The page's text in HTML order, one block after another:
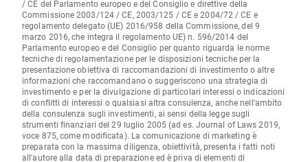
/ CE del Parlamento europeo e del Consiglio e direttive della
Commissione 2003/124 / CE, 2003/125 / CE e 2004/72 / CE e
regolamento delegato (UE) 2016/958 della Commissione, del 9
marzo 2016, che integra il regolamento UE) n. 596/2014 del
Parlamento europeo e del Consiglio per quanto riguarda le norme
tecniche di regolamentazione per le disposizioni tecniche per la
presentazione obiettiva di raccomandazioni di investimento o altre
informazioni che raccomandano o suggeriscono una strategia di
investimento e per la divulgazione di particolari interessi o indicazioni
di conflitti di interessi o qualsiasi altra consulenza, anche nell'ambito
della consulenza sugli investimenti, ai sensi della legge sugli
strumenti finanziari del 29 luglio 2005 (ad es. Journal of Laws 2019,
voce 875, come modificata). La comunicazione di marketing è
preparata con la massima diligenza, obiettività, presenta i fatti noti
all'autore alla data di preparazione ed è priva di elementi di